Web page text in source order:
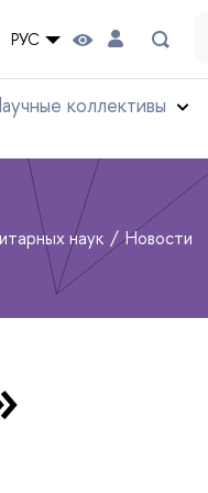
РУС
коллективы
наук Новости